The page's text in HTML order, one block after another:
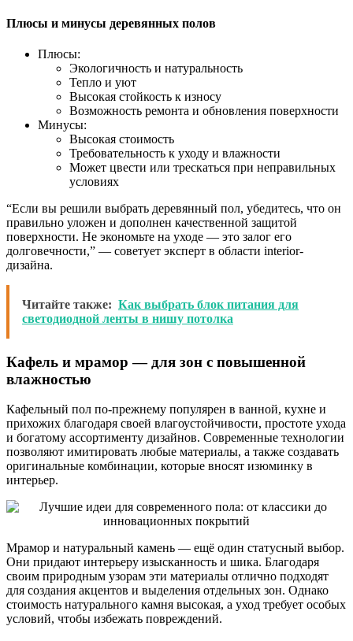
Плюсы и минусы деревянных полов
Плюсы:
Экологичность и натуральность
Тепло и уют
Высокая стойкость к износу
Возможность ремонта и обновления поверхности
Минусы:
Высокая стоимость
Требовательность к уходу и влажности
Может цвести или трескаться при неправильных
условиях
“Если вы решили выбрать деревянный пол, убедитесь, что он
правильно уложен и дополнен качественной защитой
поверхности. Не экономьте на уходе — это залог его
долговечности,” — советует эксперт в области interior-
дизайна.
Читайте также: Как выбрать блок питания для
светодиодной ленты в нишу потолка
Кафель и мрамор — для зон с повышенной
влажностью
Кафельный пол по-прежнему популярен в ванной, кухне и
прихожих благодаря своей влагоустойчивости, простоте ухода
и богатому ассортименту дизайнов. Современные технологии
позволяют имитировать любые материалы, а также создавать
оригинальные комбинации, которые вносят изюминку в
интерьер.
Мрамор и натуральный камень — ещё один статусный выбор.
Они придают интерьеру изысканность и шика. Благодаря
своим природным узорам эти материалы отлично подходят
для создания акцентов и выделения отдельных зон. Однако
стоимость натурального камня высокая, а уход требует особых
условий, чтобы избежать повреждений.